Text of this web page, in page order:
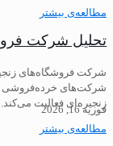
مطالعه‌ی بیشتر
تحلیل شرکت
شرکت فروشگاه‌های
شرکت‌های خرده‌فروشی
زنجیره‌ای فعالیت
مطالعه‌ی بیشتر
فوریه 16, 2026